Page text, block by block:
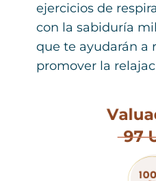
ejercicios de
con la sabiduría
que te ayudarán a
promover la